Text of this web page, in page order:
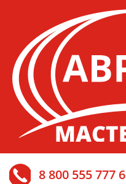
8 800 555 777 6